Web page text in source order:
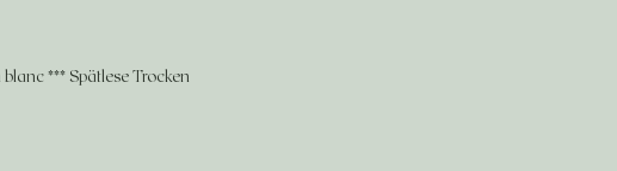
*** Spätlese Trocken